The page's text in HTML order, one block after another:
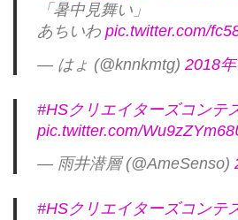
「暑中見舞い」
あちいわ pic.twitter.com/
— はょ (@knnkmtg) 2018
#HSクリエイターズコンテ
pic.twitter.com/
— 雨井潜層 (@AmeSenso)
#HSクリエイターズコンテ